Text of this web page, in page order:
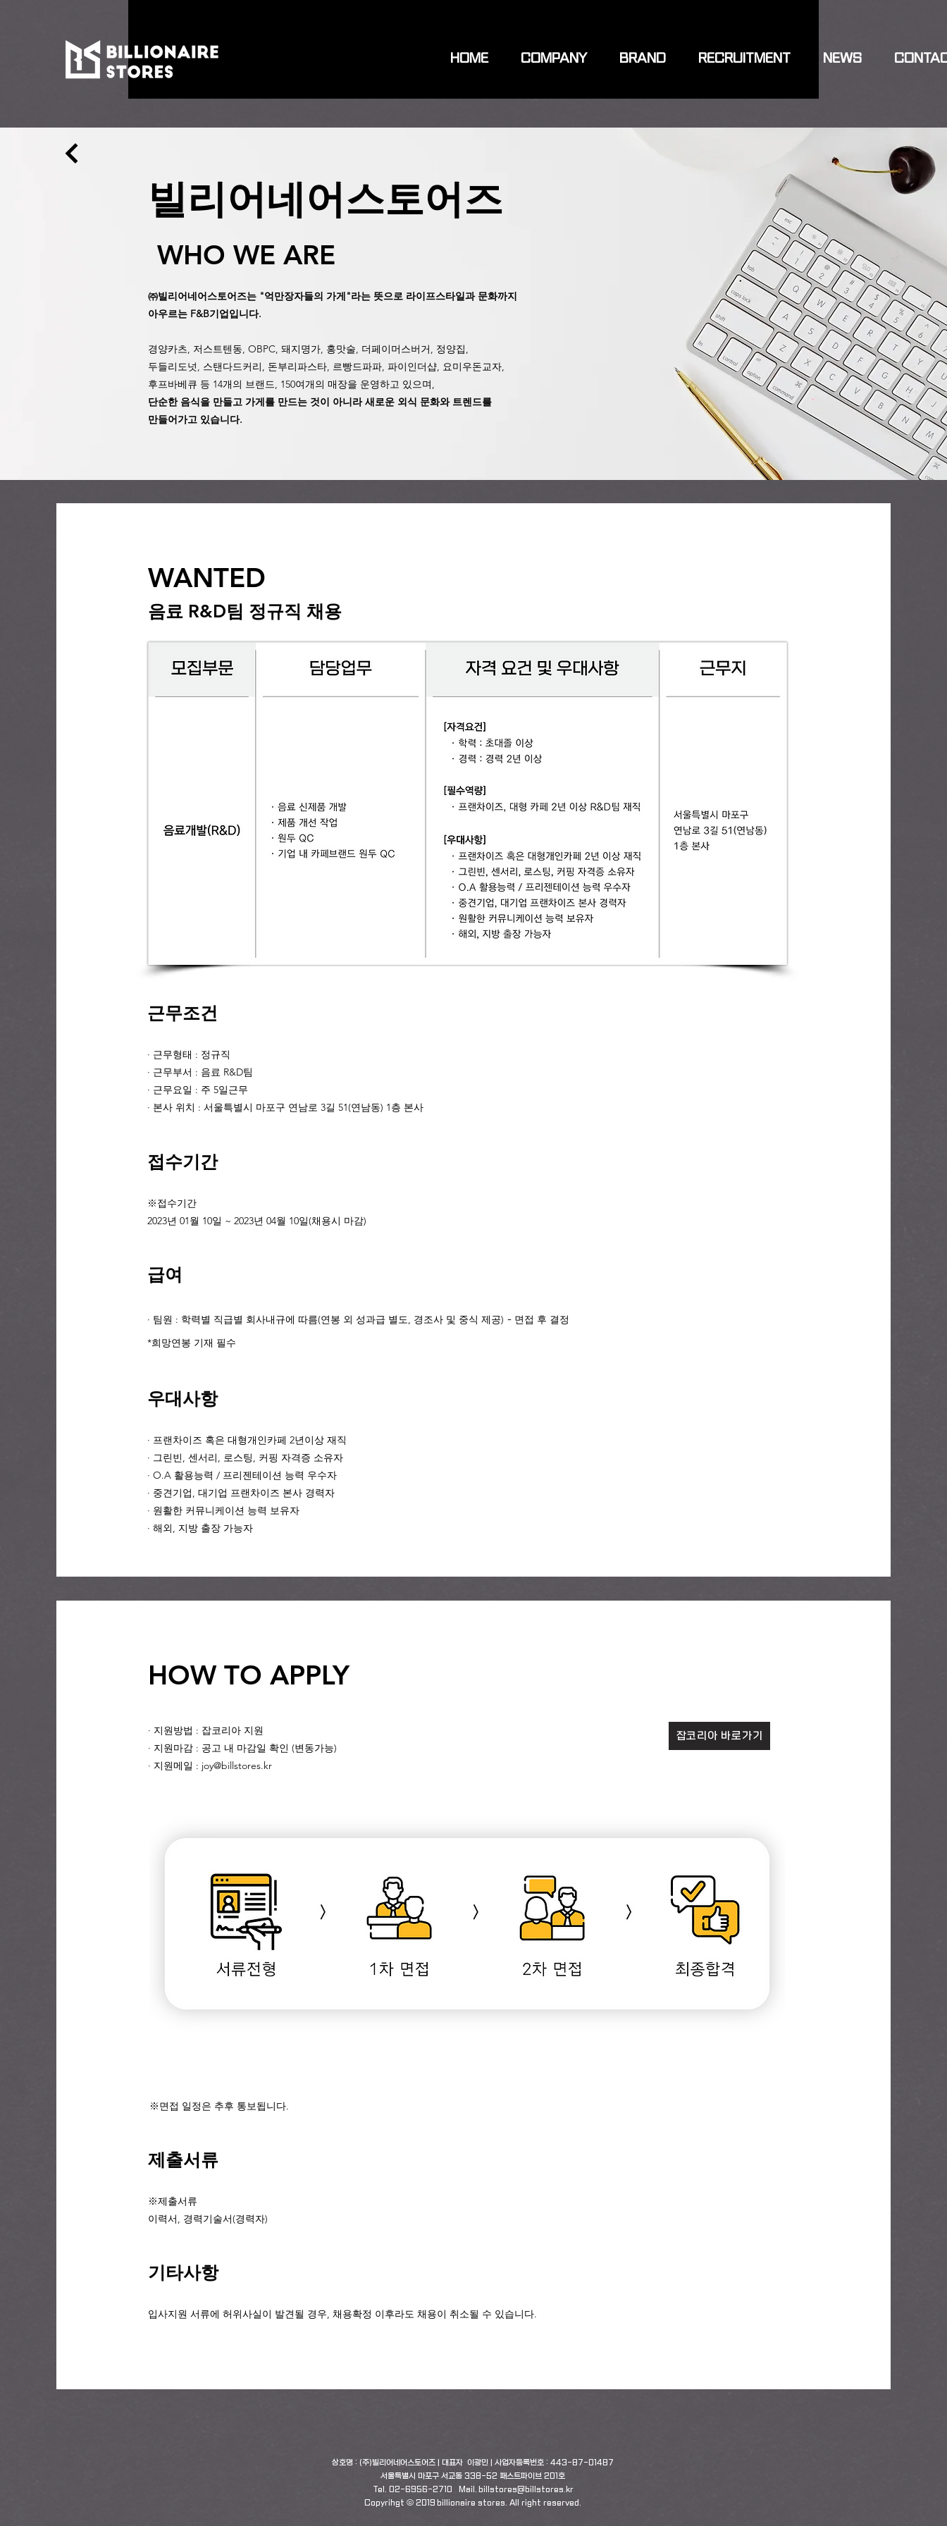
HOME COMPANY BRAND RECRUITMENT NEWS
빌리어네어스토어즈
WHO WE ARE
㈜빌리어네어스토어즈는 "억만장자들의 가게"라는 뜻으로 라이프스타일과 문화까지
아우르는 F&B기업입니다.
경양카츠, 저스트텐동, OBPC, 돼지명가, 홍맛술, 더페이머스버거, 정양집,
두들리도넛, 스탠다드커리, 돈부리파스타, 르빵드파파, 파이인더샵, 요미우돈교자,
후프바베큐​ 등 14개의 브랜드, 150여개의 매장을 운영하고 있으며,
단순한 음식을 만들고 가게를 만드는 것이 아니라 새로운 외식 문화와 트렌드를
만들어가고 있습니다.
WANTED
음료 R&D팀 정규직 채용
근무조건
· 근무형태 : 정규직
· 근무부서 : 음료 R&D팀
· 근무요일 : 주 5일근무
· 본사 위치 : 서울특별시 마포구 연남로 3길 51(연남동) 1층 본사
접수기간
※접수기간
2023년 01월 10일 ~ 2023년 04월 10일(채용시 마감)
급여
· 팀원 : 학력별 직급별 회사내규에 따름(연봉 외 성과급 별도, 경조사 및 중식 제공) - 면접 후 결정
*희망연봉 기재 필수
우대사항
· 프랜차이즈 혹은 대형개인카페 2년이상 재직
· 그린빈, 센서리, 로스팅, 커핑 자격증 소유자
· O.A 활용능력 / 프리젠테이션 능력 우수자
· 중견기업, 대기업 프랜차이즈 본사 경력자
· 원활한 커뮤니케이션 능력 보유자
· 해외, 지방 출장 가능자
HOW TO APPLY
· 지원방법 : 잡코리아 지원
· 지원마감 : 공고 내 마감일 확인 (변동가능)
· 지원메일 : joy@billstores.kr
잡코리아 바로가기
※면접 일정은 추후 통보됩니다.
제출서류
※제출서류
이력서, 경력기술서(경력자)
​기타사항
입사지원 서류에 허위사실이 발견될 경우, 채용확정 이후라도 채용이 취소될 수 있습니다.
상호명 : (주)빌리어네어스토어즈 | 대표자 이광민 | 사업자등록번호 : 443-87-01487
서울특별시 마포구 서교동 338-52 패스트파이브 201호
Tel. 02-6956-2710 Mail.
billstores@billstores.kr
Copyrihgt ⓒ 2019 billionaire stores. All right reserved.